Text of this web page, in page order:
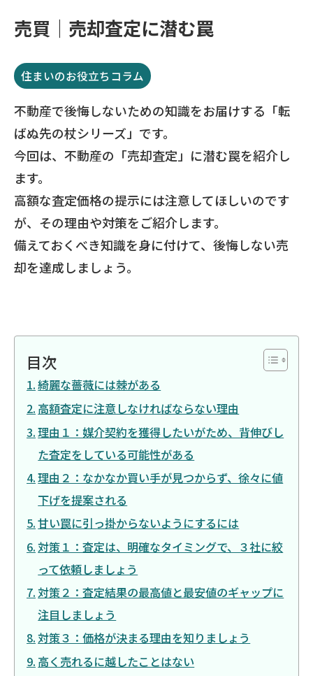
売買｜売却査定に潜む罠
住まいのお役立ちコラム
不動産で後悔しないための知識をお届けする「転
ばぬ先の杖シリーズ」です。
今回は、不動産の「売却査定」に潜む罠を紹介し
ます。
高額な査定価格の提示には注意してほしいのです
が、その理由や対策をご紹介します。
備えておくべき知識を身に付けて、後悔しない売
却を達成しましょう。
目次
綺麗な薔薇には棘がある
高額査定に注意しなければならない理由
理由１：媒介契約を獲得したいがため、背伸びし
た査定をしている可能性がある
理由２：なかなか買い手が見つからず、徐々に値
下げを提案される
甘い罠に引っ掛からないようにするには
対策１：査定は、明確なタイミングで、３社に絞
って依頼しましょう
対策２：査定結果の最高値と最安値のギャップに
注目しましょう
対策３：価格が決まる理由を知りましょう
高く売れるに越したことはない